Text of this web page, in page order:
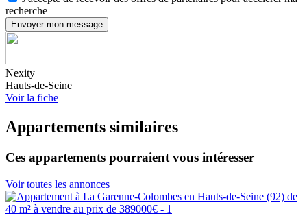
recherche
Envoyer mon message
Nexity
Hauts-de-Seine
Voir la fiche
Appartements similaires
Ces appartements pourraient vous intéresser
Voir toutes les annonces